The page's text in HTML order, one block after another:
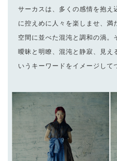
サーカスは、多くの感情を抱え
に控えめに人々を楽しませ、
空間に並べた混沌と調和の渦。
曖昧と明瞭、混沌と静寂、見え
いうキーワードをイメージして